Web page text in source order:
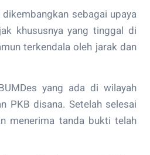
sebagai upaya
khususnya yang tinggal di
terkendala oleh jarak dan
yang ada di wilayah
PKB disana. Setelah selesai
menerima tanda bukti telah